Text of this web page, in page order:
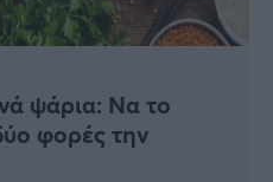
ψάρια: Να το
φορές την